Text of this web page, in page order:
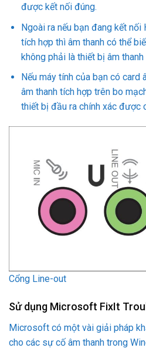
được kết nối đúng.
Ngoài ra nếu bạn đang kết
tích hợp thì âm thanh có thể
không phải là thiết bị âm thanh
Nếu máy tính của bạn có card
âm thanh tích hợp trên bo
thiết bị đầu ra chính xác được
Cổng Line-out
Sử dụng Microsoft FixIt
Microsoft có một vài giải pháp
cho các sự cố âm thanh trong